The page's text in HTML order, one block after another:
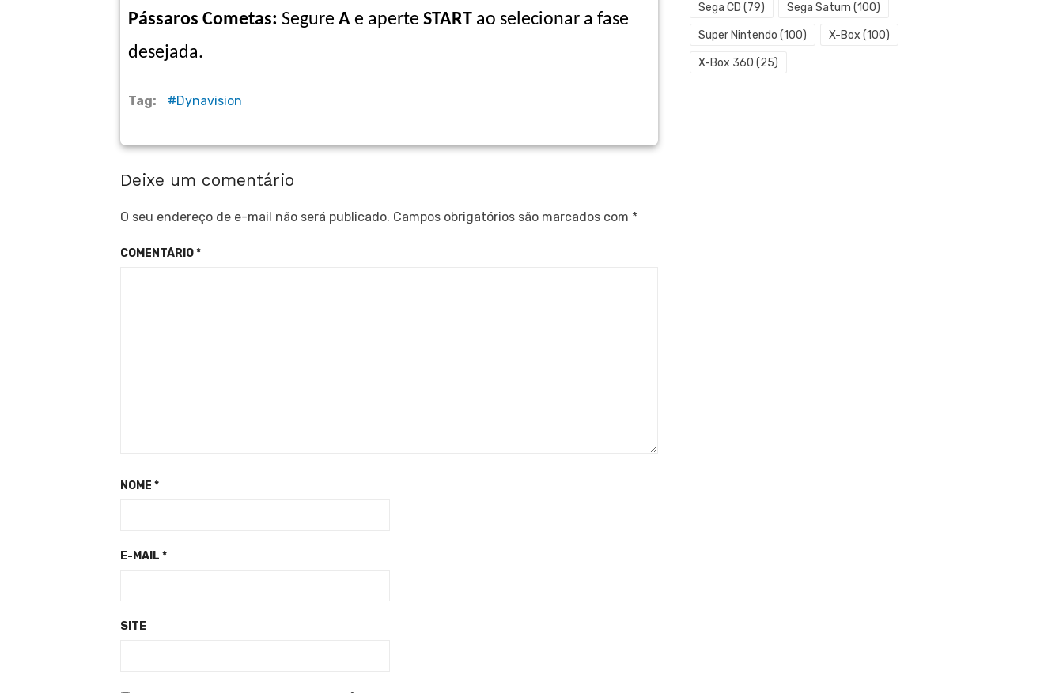
Pássaros Cometas: Segure A e aperte START ao selecionar a fase
desejada.
Tag: Dynavision
Deixe um comentário
O seu endereço de e-mail não será publicado. Campos obrigatórios são marcados com *
COMENTÁRIO*
NOME *
E-MAIL *
SITE
Sega CD (79) Sega Saturn (100)
Super Nintendo (100) X-Box (100)
X-Box 360 (25)